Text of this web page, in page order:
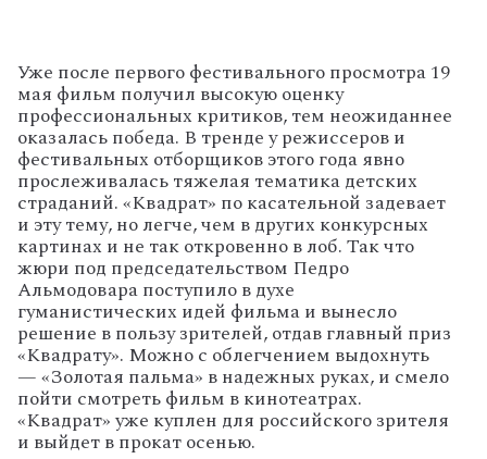
Уже после первого фестивального просмотра 19
мая фильм получил высокую оценку
профессиональных критиков, тем неожиданнее
оказалась победа. В тренде у режиссеров и
фестивальных отборщиков этого года явно
прослеживалась тяжелая тематика детских
страданий. «Квадрат» по касательной задевает
и эту тему, но легче, чем в других конкурсных
картинах и не так откровенно в лоб. Так что
жюри под председательством Педро
Альмодовара поступило в духе
гуманистических идей фильма и вынесло
решение в пользу зрителей, отдав главный приз
«Квадрату». Можно с облегчением выдохнуть
— «Золотая пальма» в надежных руках, и смело
пойти смотреть фильм в кинотеатрах.
«Квадрат» уже куплен для российского зрителя
и выйдет в прокат осенью.